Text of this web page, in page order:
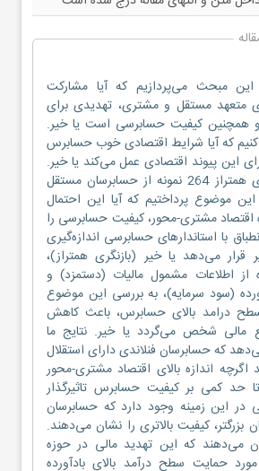
این مبحث می‌پردازیم که آیا مشارکت
متعهد مستقل و مشتری، تهدیدی برای
همچنین کیفیت حسابرسی است یا خیر.
که آیا شرایط اقتصادی خوب حسابرس
این پیوند اقتصادی عمل می‌کند یا خیر.
با استفاده از بازنگری همتراز 264 نمونه از حسابرسان مستقل
این موضوع پرداختیم که آیا این احتمال
اقتصاد مشتری‌-محور، کیفیت حسابرسی را
با استاندارهای حسابرسی اندازه‌گیری
می‌دهد یا خیر (بازنگری همتراز)،
از اطلاعات مشمول مالیات (دستمزد) و
(سود سرمایه)، به بررسی این موضوع
سطح درامد بالای حسابرس، باعث کاهش
مالی شخص می‌گردد یا خیر. نتایج ما
که حسابرسان فنلاندی دارای استقلال
اندازه بالای اقتصاد مشتری-محور
حد کمی بر کیفیت حسابرس تاثیرگذار
این زمینه وجود دارد که حسابرسان
بزرگتر، کیفیت بالاتری را نشان می‌دهند.
می‌دهند که این تهدید مالی در حوزه
حمایت سطح درآمد بالای بادآورده